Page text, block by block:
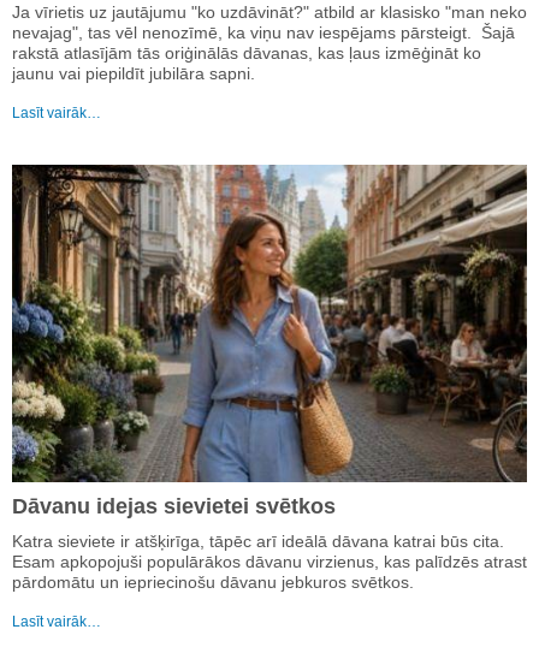
Ja vīrietis uz jautājumu "ko uzdāvināt?" atbild ar klasisko "man neko
nevajag", tas vēl nenozīmē, ka viņu nav iespējams pārsteigt. Šajā
rakstā atlasījām tās oriģinālās dāvanas, kas ļaus izmēģināt ko
jaunu vai piepildīt jubilāra sapni.
Lasīt vairāk…
Dāvanu idejas sievietei svētkos
Katra sieviete ir atšķirīga, tāpēc arī ideālā dāvana katrai būs cita.
Esam apkopojuši populārākos dāvanu virzienus, kas palīdzēs atrast
pārdomātu un iepriecinošu dāvanu jebkuros svētkos.
Lasīt vairāk…